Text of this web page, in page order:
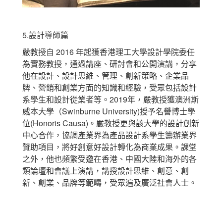
5.設計導師篇
嚴教授自 2016 年起獲香港理工大學設計學院委任
為實務教授，通過講座、研討會和公開演講，分享
他在設計、設計思維、管理、創新策略、企業品
牌、營銷和創業方面的知識和經驗，受眾包括設計
系學生和設計從業者等。2019年，嚴教授獲澳洲斯
威本大學（Swinburne University)授予名譽博士學
位(Honoris Causa)。嚴教授更與該大學的設計創新
中心合作，協調產業界為產品設計系學生籌辦業界
贊助項目，將好創意好設計轉化為商業成果。課堂
之外，他也頻繁受邀在香港、中國大陸和海外的各
類論壇和會議上演講，講授設計思維、創意、創
新、創業、品牌等範疇，受眾遍及廣泛社會人士。